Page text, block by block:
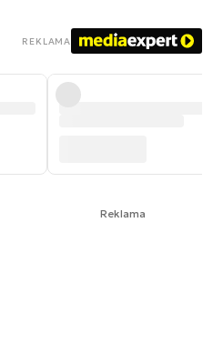
REKLAMA
Reklama